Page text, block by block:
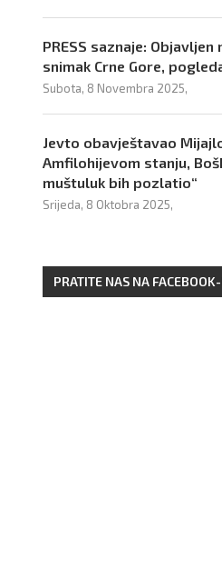
PRESS saznaje:
snimak Crne Gore,
Subota, 8 Novembra 2025,
Jevto obavještavao
Amfilohijevom stanju,
muštuluk bih pozlatio“
Srijeda, 8 Oktobra 2025,
PRATITE NAS NA